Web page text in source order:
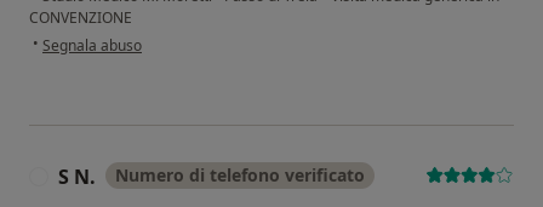
CONVENZIONE
• secondo l'opinione dell'utente S N.
Segnala abuso
S N. Numero di telefono verificato